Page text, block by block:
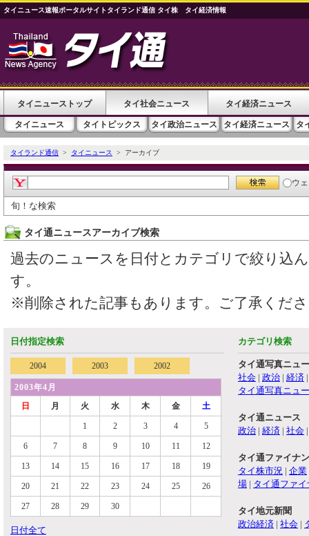
タイニュース速報ポータルサイトタイランド通信 タイ株 タイ経済情報
タイニューストップ タイ社会ニュース タイ経済ニュース
タイニュース タイトピックス タイ政治ニュース タイ経済ニュース タ
タイランド通信 > タイニュース > アーカイブ
ウ
旬！な検索
タイ通ニュースアーカイブ検索
過去のニュースを日付とカテゴリで絞り込
す。
※削除された記事もあります。ご了承くだ
日付指定検索
2004 2003 2002
2003年4月
日
月 火 水 木 金 土
1 2 3 4 5
6 7 8 9 10 11 12
13 14 15 16 17 18 19
20 21 22 23 24 25 26
27 28 29 30
日付全て
カテゴリ検索
タイ通写真ニュ
社会 | 政治 | 経済
タイ通写真ニュ
タイ通ニュース
政治 | 経済 | 社会
タイ通ファイナ
タイ株市況 | 企業
場 | タイ通ファ
タイ地元新聞
政治経済 | 社会 |